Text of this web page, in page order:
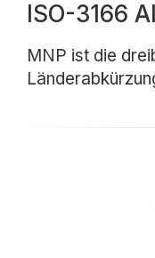
ISO-3166
MNP ist die